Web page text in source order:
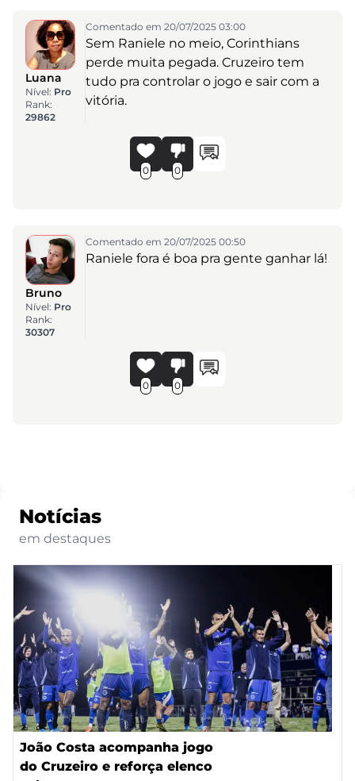
Luana
Nível: Pro
Rank:
29862
Comentado em 20/07/2025 03:00
Sem Raniele no meio, Corinthians
perde muita pegada. Cruzeiro tem
tudo pra controlar o jogo e sair com a
vitória.
0 0
Bruno
Nível: Pro
Rank:
30307
Comentado em 20/07/2025 00:50
Raniele fora é boa pra gente ganhar lá!
0 0
Notícias
em destaques
João Costa acompanha jogo
do Cruzeiro e reforça elenco